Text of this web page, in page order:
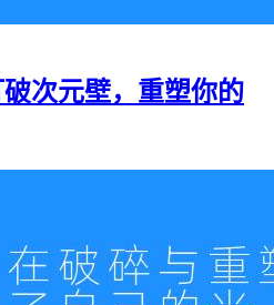
次元壁，重塑你的